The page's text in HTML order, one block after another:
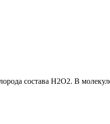
состава Н2О2. В